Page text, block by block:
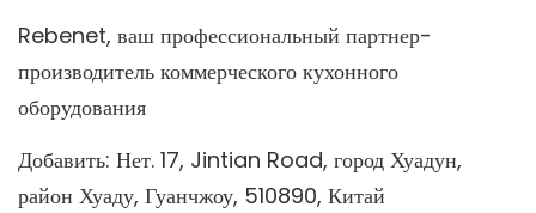
Rebenet, ваш профессиональный партнер-
производитель коммерческого кухонного
оборудования
Добавить: Нет. 17, Jintian Road, город Хуадун,
район Хуаду, Гуанчжоу, 510890, Китай